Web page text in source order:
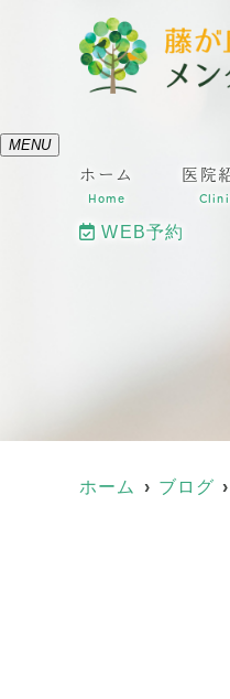
MENU
ホーム
Home
医院
WEB予約
ホーム ブログ